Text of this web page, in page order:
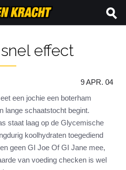
effect
9 APR. 04
een jochie een boterham
lange schaatstocht begint.
staat laag op de Glycemische
koolhydraten toegediend
geen GI Joe Of GI Jane mee,
van voeding checken is wel